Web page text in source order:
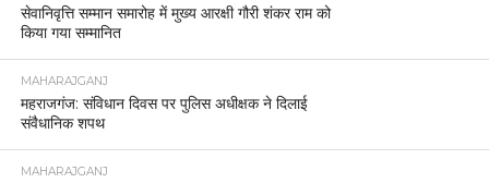
सेवानिवृत्ति सम्मान समारोह में मुख्य आरक्षी गौरी शंकर राम को
किया गया सम्मानित
MAHARAJGANJ
महराजगंज: संविधान दिवस पर पुलिस अधीक्षक ने दिलाई
संवैधानिक शपथ
MAHARAJGANJ